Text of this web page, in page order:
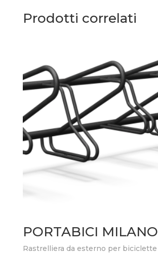
Prodotti correlati
PORTABICI MILANO
Rastrelliera da esterno per biciclette